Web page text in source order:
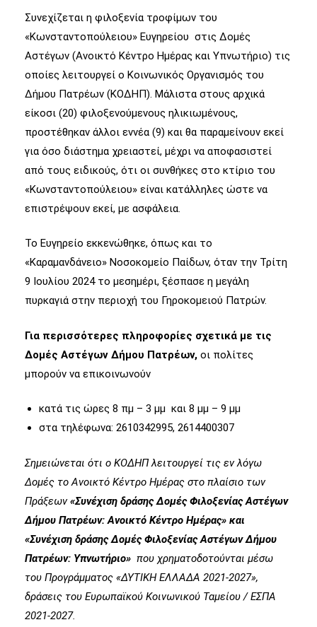
Συνεχίζεται η φιλοξενία τροφίμων του
«Κωνσταντοπούλειου» Ευγηρείου στις Δομές
Αστέγων (Ανοικτό Κέντρο Ημέρας και Υπνωτήριο) τις
οποίες λειτουργεί ο Κοινωνικός Οργανισμός του
Δήμου Πατρέων (ΚΟΔΗΠ). Μάλιστα στους αρχικά
είκοσι (20) φιλοξενούμενους ηλικιωμένους,
προστέθηκαν άλλοι εννέα (9) και θα παραμείνουν εκεί
για όσο διάστημα χρειαστεί, μέχρι να αποφασιστεί
από τους ειδικούς, ότι οι συνθήκες στο κτίριο του
«Κωνσταντοπούλειου» είναι κατάλληλες ώστε να
επιστρέψουν εκεί, με ασφάλεια.
Το Ευγηρείο εκκενώθηκε, όπως και το
«Καραμανδάνειο» Νοσοκομείο Παίδων, όταν την Τρίτη
9 Ιουλίου 2024 το μεσημέρι, ξέσπασε η μεγάλη
πυρκαγιά στην περιοχή του Γηροκομειού Πατρών.
Για περισσότερες πληροφορίες σχετικά με τις
Δομές Αστέγων Δήμου Πατρέων, οι πολίτες
μπορούν να επικοινωνούν
κατά τις ώρες 8 πμ – 3 μμ και 8 μμ – 9 μμ
στα τηλέφωνα: 2610342995, 2614400307
Σημειώνεται ότι ο ΚΟΔΗΠ λειτουργεί τις εν λόγω
Δομές το Ανοικτό Κέντρο Ημέρας στο πλαίσιο των
Πράξεων«Συνέχιση δράσης Δομές Φιλοξενίας Αστέγων
Δήμου Πατρέων: Ανοικτό Κέντρο Ημέρας» και
«Συνέχιση δράσης Δομές Φιλοξενίας Αστέγων Δήμου
Πατρέων: Υπνωτήριο» που χρηματοδοτούνται μέσω
του Προγράμματος «ΔΥΤΙΚΗ ΕΛΛΑΔΑ 2021-2027»,
δράσεις του Ευρωπαϊκού Κοινωνικού Ταμείου / ΕΣΠΑ
2021-2027.